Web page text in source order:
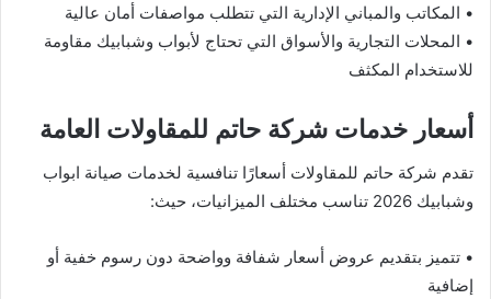
• المكاتب والمباني الإدارية التي تتطلب مواصفات أمان عالية
• المحلات التجارية والأسواق التي تحتاج لأبواب وشبابيك مقاومة
للاستخدام المكثف
أسعار خدمات شركة حاتم للمقاولات العامة
تقدم شركة حاتم للمقاولات أسعارًا تنافسية لخدمات صيانة ابواب
وشبابيك 2026 تناسب مختلف الميزانيات، حيث:
• تتميز بتقديم عروض أسعار شفافة وواضحة دون رسوم خفية أو
إضافية